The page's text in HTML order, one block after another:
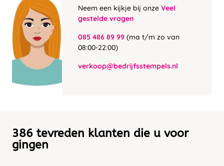
Neem een kijkje bij onze Veel
gestelde vragen
085 486 89 99 (ma t/m zo van
08:00-22:00)
verkoop@bedrijfsstempels.nl
386 tevreden klanten die u voor
gingen